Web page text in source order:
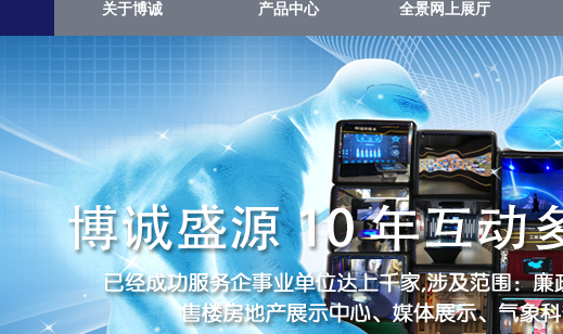
关于博诚 产品中心 全景网上展厅